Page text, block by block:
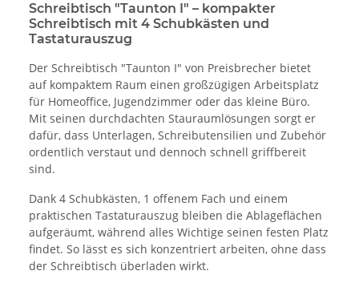
Schreibtisch "Taunton I" – kompakter
Schreibtisch mit 4 Schubkästen und
Tastaturauszug
Der Schreibtisch "Taunton I" von Preisbrecher bietet
auf kompaktem Raum einen großzügigen Arbeitsplatz
für Homeoffice, Jugendzimmer oder das kleine Büro.
Mit seinen durchdachten Stauraumlösungen sorgt er
dafür, dass Unterlagen, Schreibutensilien und Zubehör
ordentlich verstaut und dennoch schnell griffbereit
sind.
Dank 4 Schubkästen, 1 offenem Fach und einem
praktischen Tastaturauszug bleiben die Ablageflächen
aufgeräumt, während alles Wichtige seinen festen Platz
findet. So lässt es sich konzentriert arbeiten, ohne dass
der Schreibtisch überladen wirkt.